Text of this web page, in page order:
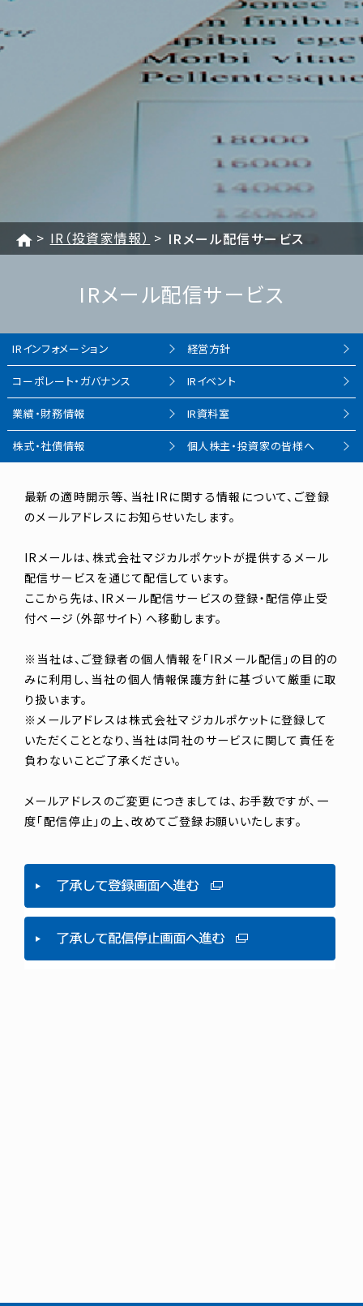
IR（投資家情報） IRメール配信サービス
IRメール配信サービス
IRインフォメーション 経営方針
コーポレート・ ガバナンス IRイベント
業績・財務情報 IR資料室
株式・社債情報 個人株主・投資家の皆様へ
最新の適時開示等、当社IRに関する情報について、ご登録
のメールアドレスにお知らせいたします。
IRメールは、株式会社マジカルポケットが提供するメール
配信サービスを通じて配信しています。
ここから先は、IRメール配信サービスの登録・配信停止受
付ページ（外部サイト）へ移動します。
※当社は、ご登録者の個人情報を「IRメール配信」の目的の
みに利用し、当社の個人情報保護方針に基づいて厳重に取
り扱います。
※メールアドレスは株式会社マジカルポケットに登録して
いただくこととなり、当社は同社のサービスに関して責任を
負わないことご了承ください。
メールアドレスのご変更につきましては、お手数ですが、一
度「配信停止」の上、改めてご登録お願いいたします。